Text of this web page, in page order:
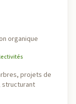
organique
projets de
structurant